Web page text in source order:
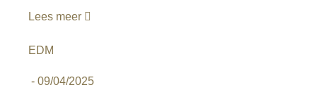
Lees meer
EDM
- 09/04/2025